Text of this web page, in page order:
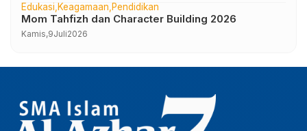
Edukasi Keagamaan Pendidikan
Mom Tahfizh dan Character Building 2026
Kamis,9Juli2026